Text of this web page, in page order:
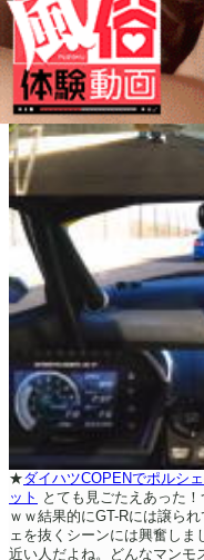
★ダイハツCOPENでポルシ
ット とても見ごたえあった
ｗｗ結果的にGT-Rには譲ら
ェを抜くシーンには興奮し
近い人だよね。どんなマンモ